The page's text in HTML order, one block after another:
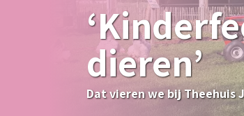
dieren’
Dat vieren we bij Theehuis